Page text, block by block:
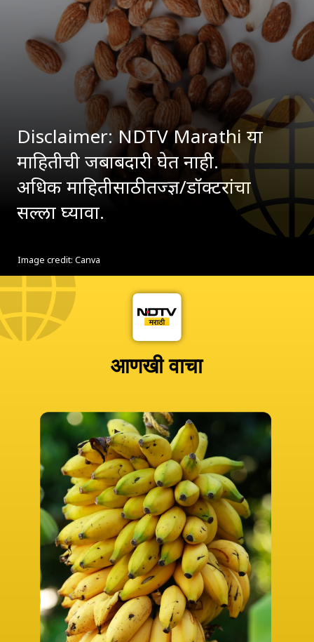
Disclaimer: NDTV Marathi या
माहितीची जबाबदारी घेत नाही.
अधिक माहितीसाठी तज्ज्ञ/डॉक्टरांचा
सल्ला घ्यावा.
Image credit: Canva
आणखी वाचा